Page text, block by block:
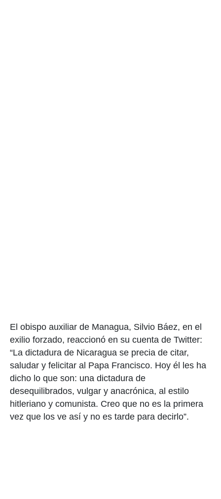
El obispo auxiliar de Managua, Silvio Báez, en el
exilio forzado, reaccionó en su cuenta de Twitter:
“La dictadura de Nicaragua se precia de citar,
saludar y felicitar al Papa Francisco. Hoy él les ha
dicho lo que son: una dictadura de
desequilibrados, vulgar y anacrónica, al estilo
hitleriano y comunista. Creo que no es la primera
vez que los ve así y no es tarde para decirlo”.